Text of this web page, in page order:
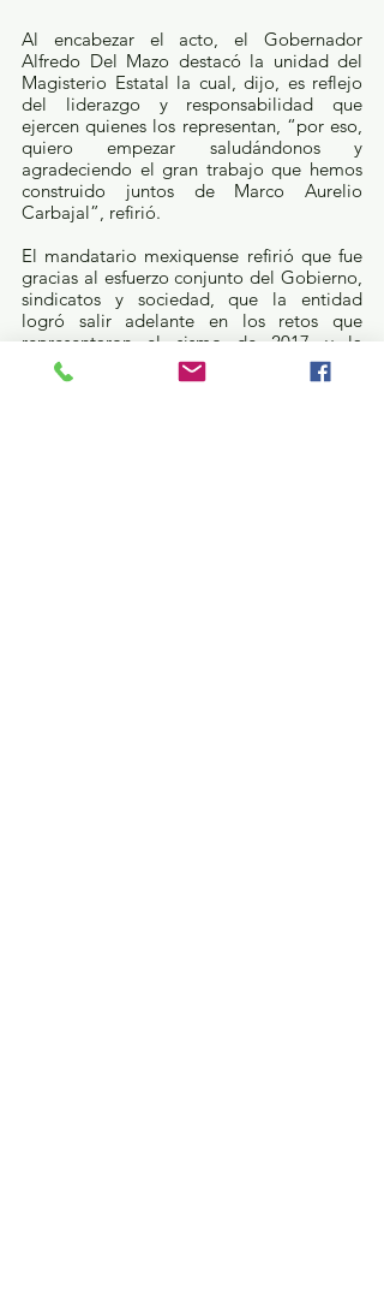
Al encabezar el acto, el Gobernador
Alfredo Del Mazo destacó la unidad del
Magisterio Estatal la cual, dijo, es reflejo
del liderazgo y responsabilidad que
ejercen quienes los representan, “por eso,
quiero empezar saludándonos y
agradeciendo el gran trabajo que hemos
construido juntos de Marco Aurelio
Carbajal”, refirió.
El mandatario mexiquense refirió que fue
gracias al esfuerzo conjunto del Gobierno,
sindicatos y sociedad, que la entidad
logró salir adelante en los retos que
representaron el sismo de 2017 y la
pandemia por COVID-19, destacando la
voluntad del Ejecutivo Estatal para